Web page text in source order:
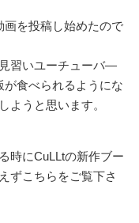
画を投稿し始めたので
習いユーチューバ―
が食べられるようにな
ようと思います。
時にCuLLtの新作ブー
ずこちらをご覧下さ